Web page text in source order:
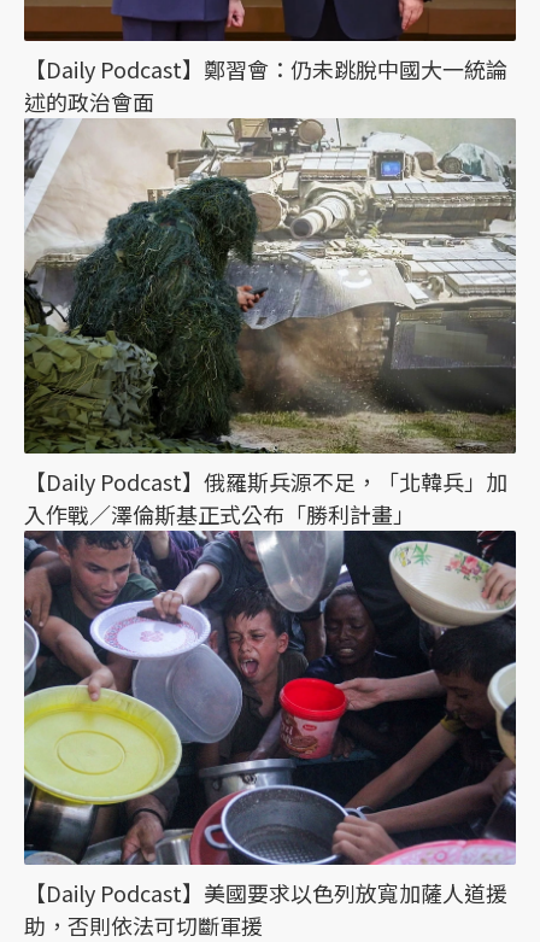
【Daily Podcast】鄭習會：仍未跳脫中國大一統論
述的政治會面
【Daily Podcast】俄羅斯兵源不足，「北韓兵」加
入作戰／澤倫斯基正式公布「勝利計畫」
【Daily Podcast】美國要求以色列放寬加薩人道援
助，否則依法可切斷軍援